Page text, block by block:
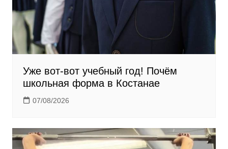
Уже вот-вот учебный год! Почём
школьная форма в Костанае
07/08/2026